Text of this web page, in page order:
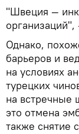
"Швеция —
Однако,
барьеров и
на условиях
турецких
на встречные
это отмена
также снятие